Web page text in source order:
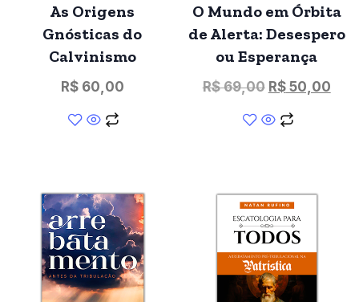
As Origens
Gnósticas do
Calvinismo
R$60,00
O Mundo em Órbita
de Alerta: Desespero
ou Esperança
R$69,00 R$50,00